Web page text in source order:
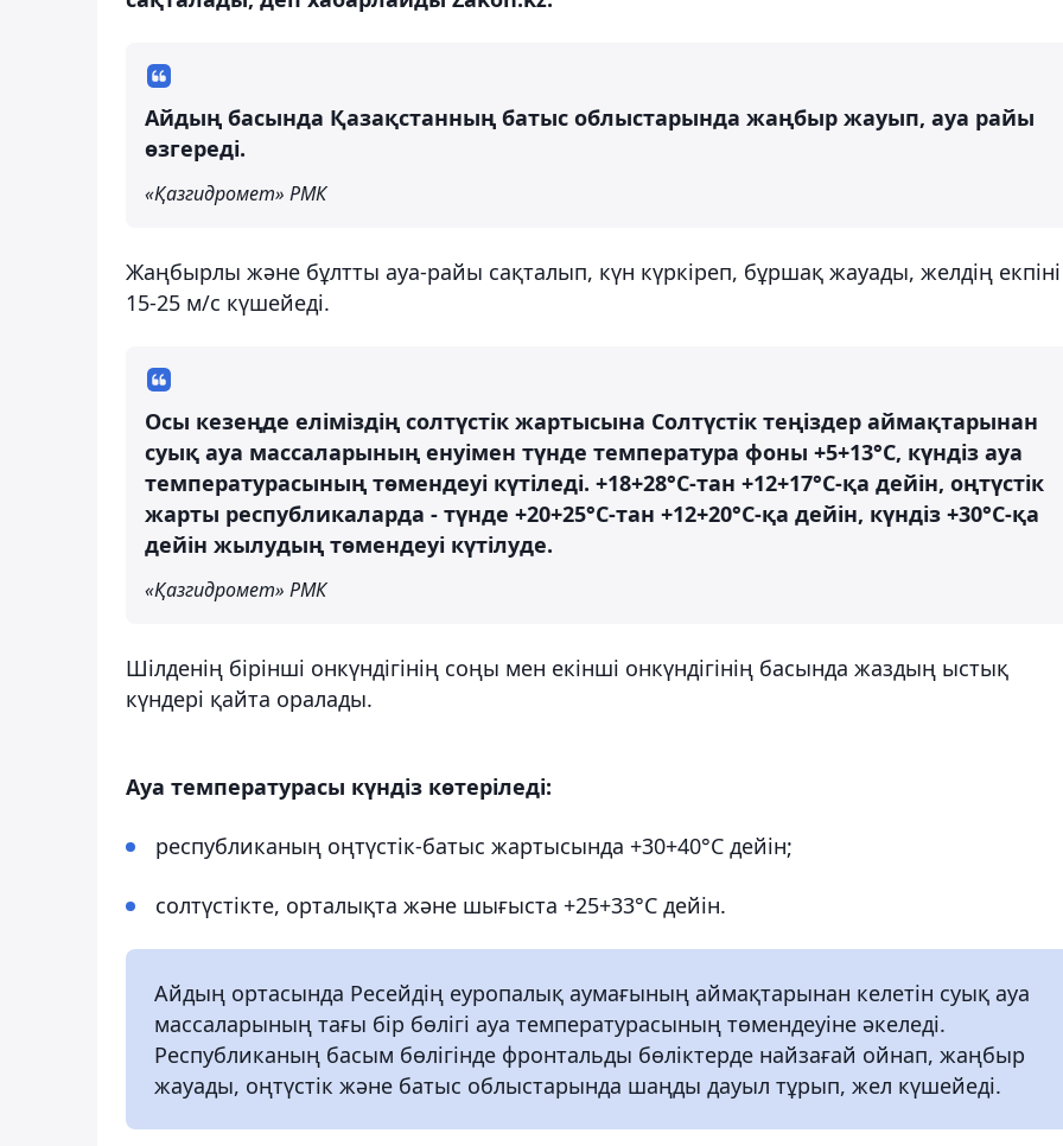
Айдың басында Қазақстанның батыс облыстарында жаңбыр жауып, ауа райы
өзгереді.
«Қазгидромет» РМК
Жаңбырлы және бұлтты ауа-райы сақталып, күн күркіреп, бұршақ жауады, желдің екпіні
15-25 м/с күшейеді.
Осы кезеңде еліміздің солтүстік жартысына Солтүстік теңіздер аймақтарынан
суық ауа массаларының енуімен түнде температура фоны +5+13°С, күндіз ауа
температурасының төмендеуі күтіледі. +18+28°С-тан +12+17°С-қа дейін, оңтүстік
жарты республикаларда - түнде +20+25°С-тан +12+20°С-қа дейін, күндіз +30°С-қа
дейін жылудың төмендеуі күтілуде.
«Қазгидромет» РМК
Шілденің бірінші онкүндігінің соңы мен екінші онкүндігінің басында жаздың ыстық
күндері қайта оралады.
Ауа температурасы күндіз көтеріледі:
республиканың оңтүстік-батыс жартысында +30+40°С дейін;
солтүстікте, орталықта және шығыста +25+33°С дейін.
Айдың ортасында Ресейдің еуропалық аумағының аймақтарынан келетін суық ауа
массаларының тағы бір бөлігі ауа температурасының төмендеуіне әкеледі.
Республиканың басым бөлігінде фронтальды бөліктерде найзағай ойнап, жаңбыр
жауады, оңтүстік және батыс облыстарында шаңды дауыл тұрып, жел күшейеді.